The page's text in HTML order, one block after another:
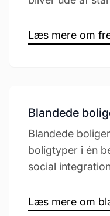
Læs mere om
Blandede
Blandede
boligtyper i én
social
Læs mere om